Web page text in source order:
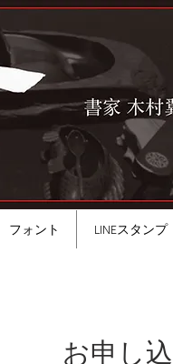
フォント LINEスタンプ
お申し